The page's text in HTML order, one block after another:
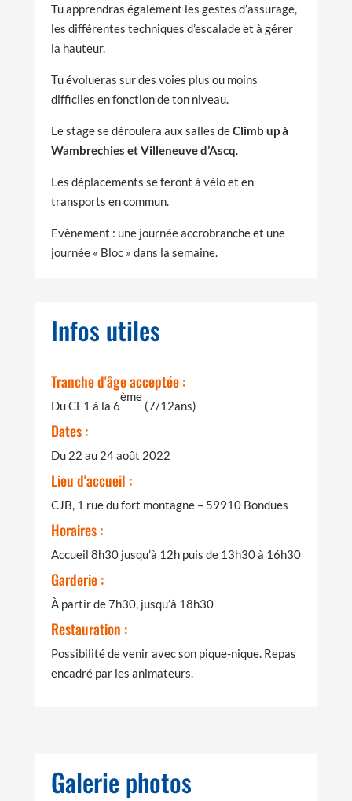
Tu apprendras également les gestes d’assurage,
les différentes techniques d’escalade et à gérer
la hauteur.
Tu évolueras sur des voies plus ou moins
difficiles en fonction de ton niveau.
Le stage se déroulera aux salles deClimb up à
Wambrechies et Villeneuve d’Ascq.
Les déplacements se feront à vélo et en
transports en commun.
Evènement : une journée accrobranche et une
journée « Bloc » dans la semaine.
Infos utiles
Tranche d'âge acceptée :
Du CE1 à la 6
ème
(7/12ans)
Dates :
Du 22 au 24 août 2022
Lieu d'accueil :
CJB, 1 rue du fort montagne – 59910 Bondues
Horaires :
Accueil 8h30 jusqu’à 12h puis de 13h30 à 16h30
Garderie :
À partir de 7h30, jusqu’à 18h30
Restauration :
Possibilité de venir avec son pique-nique. Repas
encadré par les animateurs.
Galerie photos